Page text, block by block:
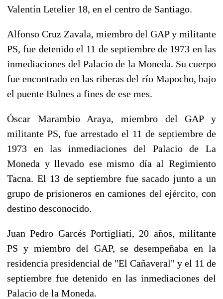
Valentín Letelier 18, en el centro de Santiago.
Alfonso Cruz Zavala, miembro del GAP y militante
PS, fue detenido el 11 de septiembre de 1973 en las
inmediaciones del Palacio de la Moneda. Su cuerpo
fue encontrado en las riberas del río Mapocho, bajo
el puente Bulnes a fines de ese mes.
Óscar Marambio Araya, miembro del GAP y
militante PS, fue arrestado el 11 de septiembre de
1973 en las inmediaciones del Palacio de La
Moneda y llevado ese mismo día al Regimiento
Tacna. El 13 de septiembre fue sacado junto a un
grupo de prisioneros en camiones del ejército, con
destino desconocido.
Juan Pedro Garcés Portigliati, 20 años, militante
PS y miembro del GAP, se desempeñaba en la
residencia presidencial de "El Cañaveral" y el 11 de
septiembre fue detenido en las inmediaciones del
Palacio de la Moneda.